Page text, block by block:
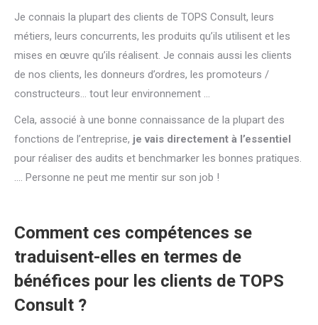
Je connais la plupart des clients de TOPS Consult, leurs
métiers, leurs concurrents, les produits qu’ils utilisent et les
mises en œuvre qu’ils réalisent. Je connais aussi les clients
de nos clients, les donneurs d’ordres, les promoteurs /
constructeurs… tout leur environnement …
Cela, associé à une bonne connaissance de la plupart des
fonctions de l’entreprise, je vais directement à l’essentiel
pour réaliser des audits et benchmarker les bonnes pratiques.
…. Personne ne peut me mentir sur son job !
Comment ces compétences se
traduisent-elles en termes de
bénéfices pour les clients de TOPS
Consult ?